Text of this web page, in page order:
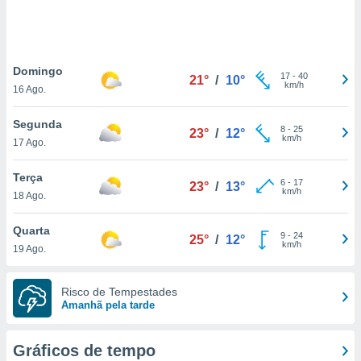
nós e
únicos
para
e
este sitio
IP e
possam
com
Domingo
16 Ago.
21° / 10° 17- 40
km/h
Segunda
17 Ago.
23° / 12° 8- 25
km/h
Terça
18 Ago.
23° / 13° 6- 17
km/h
Quarta
19 Ago.
25° / 12° 9- 24
km/h
Risco de Tempestades
Amanhã pela tarde
Gráficos de tempo